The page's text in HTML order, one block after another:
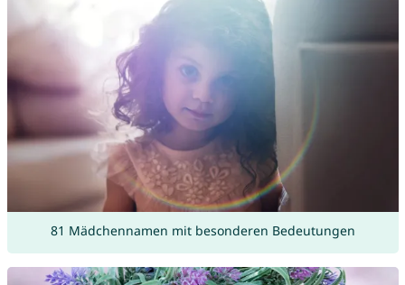
81 Mädchennamen mit besonderen Bedeutungen